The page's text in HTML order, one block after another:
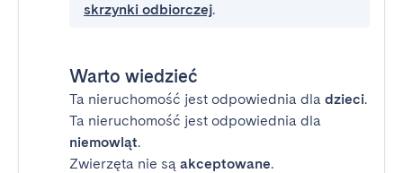
skrzynki odbiorczej.
Warto wiedzieć
Ta nieruchomość jest odpowiednia dla dzieci.
Ta nieruchomość jest odpowiednia dla
niemowląt.
Zwierzęta nie są akceptowane.